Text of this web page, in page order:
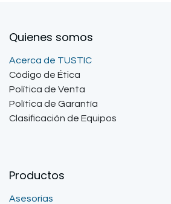
Quienes somos
Acerca de TUSTIC
Código de Ética
Política de Venta
Política de Garantía
Clasificación de Equipos
Productos
Asesorías